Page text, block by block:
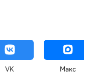
VK Макс